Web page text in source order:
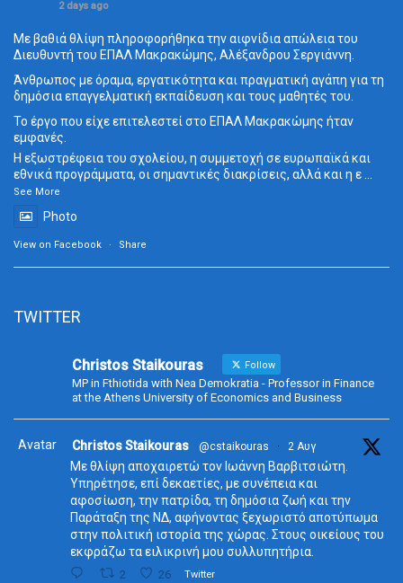
2 days ago
Με βαθιά θλίψη πληροφορήθηκα την αιφνίδια απώλεια του
Διευθυντή του ΕΠΑΛ Μακρακώμης, Αλέξανδρου Σεργιάννη.
Άνθρωπος με όραμα, εργατικότητα και πραγματική αγάπη για τη
δημόσια επαγγελματική εκπαίδευση και τους μαθητές του.
Το έργο που είχε επιτελεστεί στο ΕΠΑΛ Μακρακώμης ήταν
εμφανές.
Η εξωστρέφεια του σχολείου, η συμμετοχή σε ευρωπαϊκά και
εθνικά προγράμματα, οι σημαντικές διακρίσεις, αλλά και η ε...
See More
Photo
View on Facebook · Share
TWITTER
Christos Staikouras Follow
MP in Fthiotida with Nea Demokratia - Professor in Finance
at the Athens University of Economics and Business
Avatar Christos Staikouras @cstaikouras · 2 Αυγ
Με θλίψη αποχαιρετώ τον Ιωάννη Βαρβιτσιώτη.
Υπηρέτησε, επί δεκαετίες, με συνέπεια και
αφοσίωση, την πατρίδα, τη δημόσια ζωή και την
Παράταξη της ΝΔ, αφήνοντας ξεχωριστό αποτύπωμα
στην πολιτική ιστορία της χώρας. Στους οικείους του
εκφράζω τα ειλικρινή μου συλλυπητήρια.
2 26 Twitter